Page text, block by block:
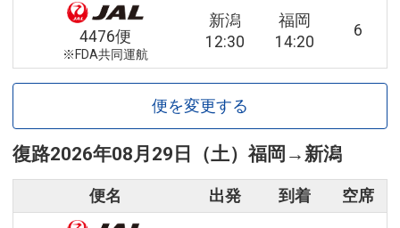
4476便
※FDA共同運航
新潟
12:30
福岡
14:20
6
便を変更する
復路2026年08月29日（土）福岡 →新潟
便名 出発 到着 空席